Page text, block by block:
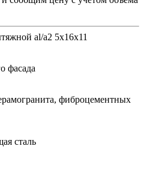
al/a2 5х16х11
фасада
фиброцементных
сталь